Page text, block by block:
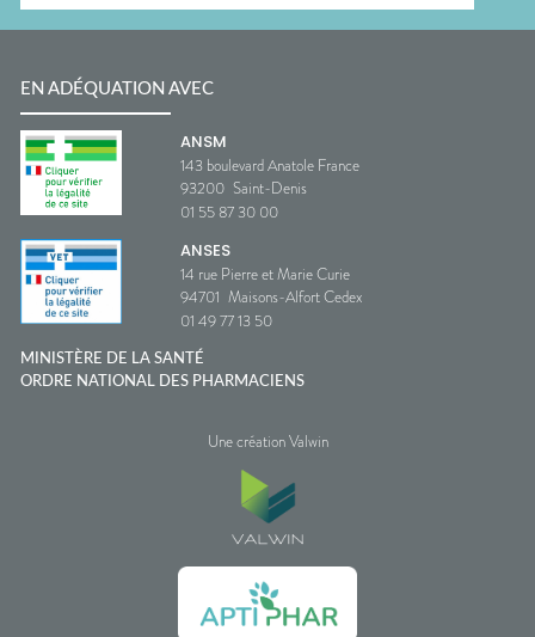
EN ADÉQUATION AVEC
ANSM
143 boulevard Anatole France
93200 Saint-Denis
01 55 87 30 00
ANSES
14 rue Pierre et Marie Curie
94701 Maisons-Alfort Cedex
01 49 77 13 50
MINISTÈRE DE LA SANTÉ
ORDRE NATIONAL DES PHARMACIENS
Une création Valwin